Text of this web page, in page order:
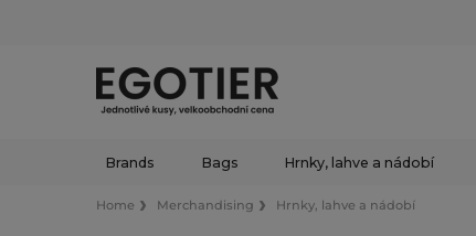
Brands Bags Hrnky, lahve a nádobí
Home Merchandising Hrnky, lahve a nádobí